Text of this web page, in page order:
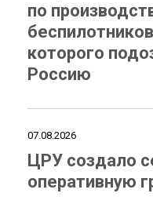
по
которого
Россию
07.08.2026
ЦРУ создало
оперативную